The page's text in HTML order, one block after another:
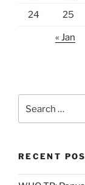
24 25
« Jan
for:
RECENT